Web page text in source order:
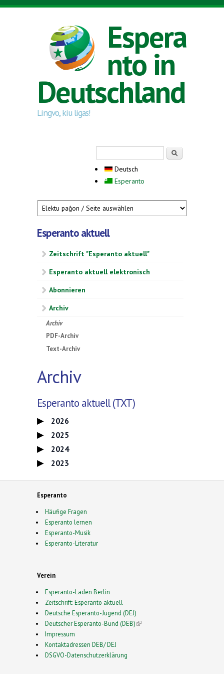
Direkt zum Inhalt
Espera
nto in
Deutschland
Lingvo, kiu ligas!
Deutsch
Esperanto
Esperanto aktuell
Zeitschrift "Esperanto aktuell"
Esperanto aktuell elektronisch
Abonnieren
Archiv
Archiv
PDF-Archiv
Text-Archiv
Archiv
Esperanto aktuell (TXT)
2026
2025
2024
2023
Esperanto
Häufige Fragen
Esperanto lernen
Esperanto-Musik
Esperanto-Literatur
Verein
Esperanto-Laden Berlin
Zeitschrift: Esperanto aktuell
Deutsche Esperanto-Jugend (DEJ)
Deutscher Esperanto-Bund (DEB)(link is external)
Impressum
Kontaktadressen DEB/ DEJ
DSGVO-Datenschutzerklärung